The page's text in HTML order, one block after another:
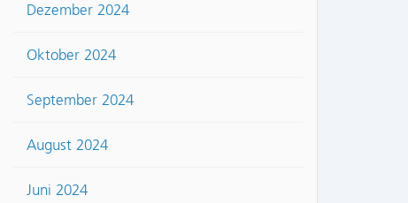
Dezember 2024
Oktober 2024
September 2024
August 2024
Juni 2024